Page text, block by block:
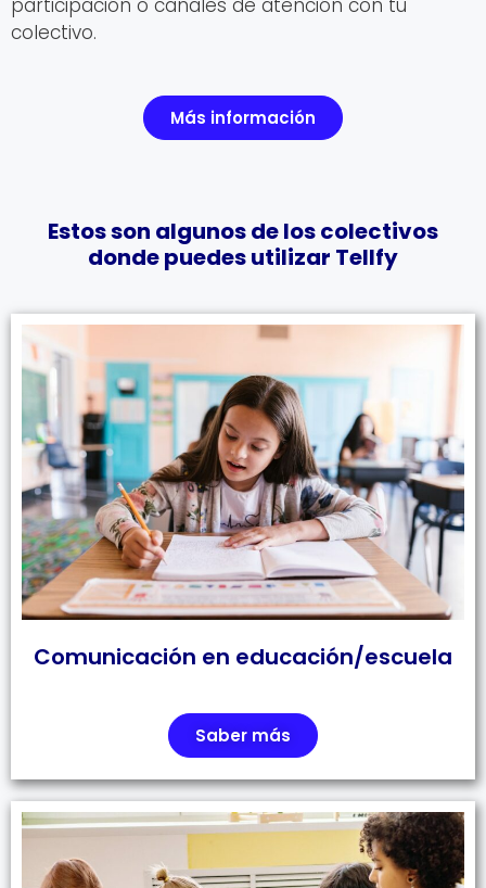
participación o canales de atención con tu
colectivo.
Más información
Estos son algunos de los colectivos
donde puedes utilizar Tellfy
Comunicación en educación/escuela
Saber más